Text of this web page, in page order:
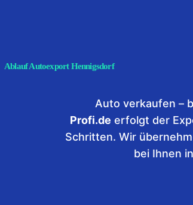
Ablauf Autoexport Hennigsdorf
Auto verkaufen –
Profi.de erfolgt der
Schritten. Wir
bei Ihnen